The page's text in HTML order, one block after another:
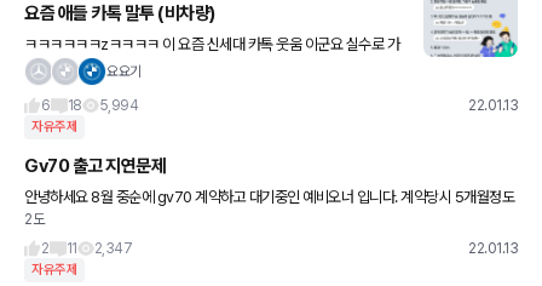
요즘 애들 카톡 말투 (비차량)
ㅋㅋㅋㅋㅋㅋzㅋㅋㅋㅋ 이 요즘 신세대 카톡 웃움 이군요 실수로 가
운데 Z 한영전환이 안되서 찍히는 Zㅋㅋㅋㅋ
요요기
6
18 5,994 22.01.13
자유주제
Gv70 출고 지연문제
안녕하세요 8월 중순에 gv70 계약하고 대기중인 예비오너 입니다. 계약당시 5개월정도
소요된다 해서 하염없이 기다리고있었는데. 12월에 카마스터님께 연락이 와서 31일에 날
짜가 잡혔다 했었어요,
2도
2
11 2,347 22.01.13
자유주제